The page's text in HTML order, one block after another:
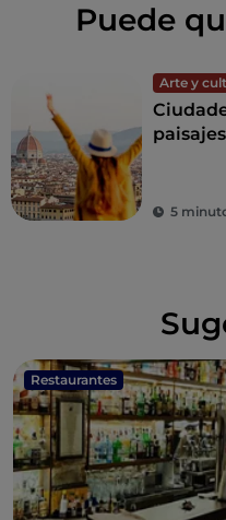
Puede
Arte y
de todo
5
Restaurantes